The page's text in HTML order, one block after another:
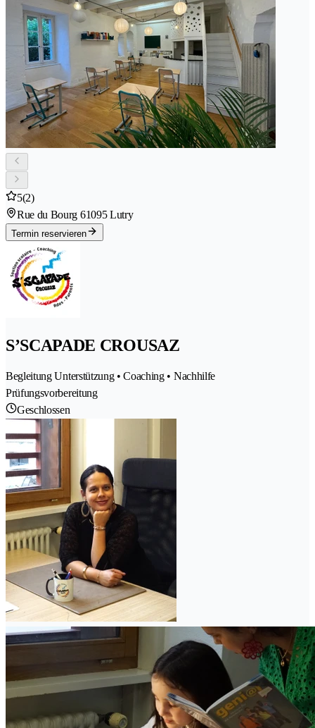
5(2)
Rue du Bourg 61095 Lutry
Termin reservieren
S’SCAPADE CROUSAZ
Begleitung Unterstützung • Coaching • Nachhilfe
Prüfungsvorbereitung
Geschlossen